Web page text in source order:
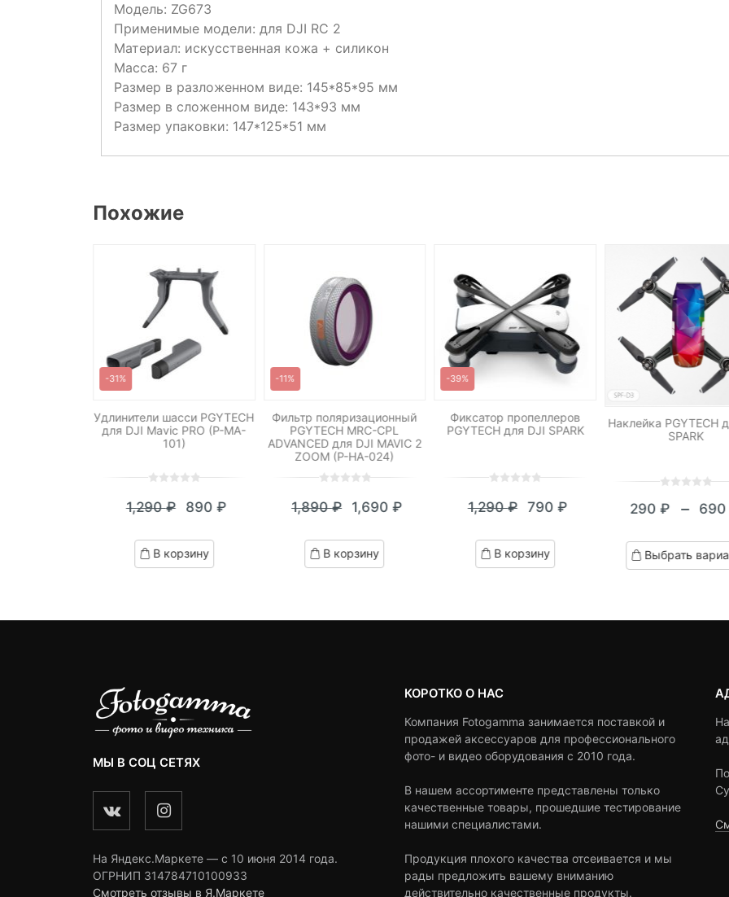
Модель: ZG673
Применимые модели: для DJI RC 2
Материал: искусственная кожа + силикон
Масса: 67 г
Размер в разложенном виде: 145*85*95 мм
Размер в сложенном виде: 143*93 мм
Размер упаковки: 147*125*51 мм
Похожие
-31%
Удлинители шасси PGYTECH
для DJI Mavic PRO (P-MA-
101)
out
based
on
customer
1,290₽
Первоначальная
цена
составляла
890 ₽
Текущая
цена:
890 ₽.
В корзину
-11%
Фильтр поляризационный
PGYTECH MRC-CPL
ADVANCED для DJI MAVIC 2
ZOOM (P-HA-024)
out
based
on
customer
1,890₽
Первоначальная
цена
составляла
1,690₽
Текущая
цена:
1,690 ₽.
В корзину
-39%
Фиксатор пропеллеров
PGYTECH для DJI SPARK
out
based
on
customer
1,290₽
Первоначальная
цена
составляла
790 ₽
Текущая
цена:
790 ₽.
В корзину
Наклейка PGYTECH
SPARK
out
based
on
customer
290₽ –
цен:
290
Выбрать
МЫ В СОЦ СЕТЯХ
На Яндекс.Маркете — c 10 июня 2014 года.
ОГРНИП 314784710100933
Смотреть отзывы в Я.Маркете
КОРОТКО О НАС
Компания Fotogamma занимается поставкой и
продажей аксессуаров для профессионального
фото- и видео оборудования с 2010 года.
В нашем ассортименте представлены только
качественные товары, прошедшие тестирование
нашими специалистами.
Продукция плохого качества отсеивается и мы
рады предложить вашему вниманию
действительно качественные продукты.